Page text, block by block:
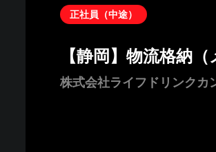
正社員（中途）
【静岡】物流格納
株式会社ライフドリンクカ